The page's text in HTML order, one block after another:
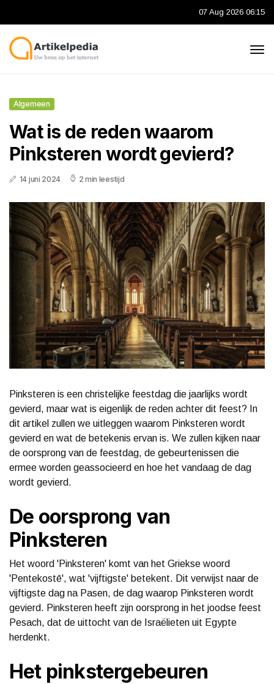
07 Aug 2026 06:15
Algemeen
Wat is de reden waarom
Pinksteren wordt gevierd?
14 juni 2024 2 min leestijd
Pinksteren is een christelijke feestdag die jaarlijks wordt
gevierd, maar wat is eigenlijk de reden achter dit feest? In
dit artikel zullen we uitleggen waarom Pinksteren wordt
gevierd en wat de betekenis ervan is. We zullen kijken naar
de oorsprong van de feestdag, de gebeurtenissen die
ermee worden geassocieerd en hoe het vandaag de dag
wordt gevierd.
De oorsprong van
Pinksteren
Het woord 'Pinksteren' komt van het Griekse woord
'Pentekostē', wat 'vijftigste' betekent. Dit verwijst naar de
vijftigste dag na Pasen, de dag waarop Pinksteren wordt
gevierd. Pinksteren heeft zijn oorsprong in het joodse feest
Pesach, dat de uittocht van de Israëlieten uit Egypte
herdenkt.
Het pinkstergebeuren